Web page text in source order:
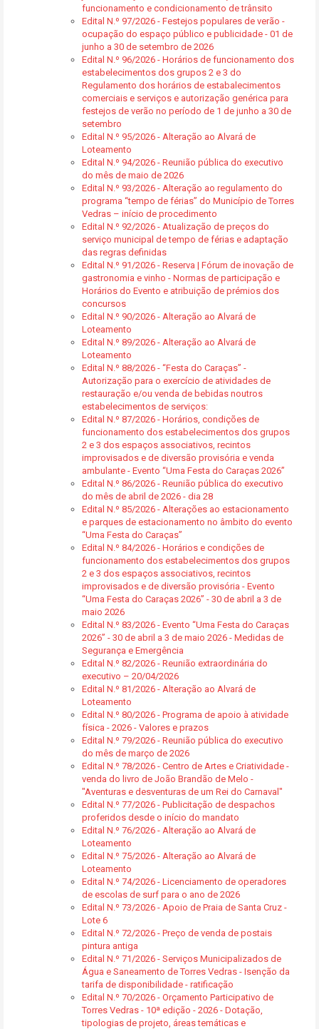
funcionamento e condicionamento de trânsito
Edital N.º 97/2026 - Festejos populares de verão -
ocupação do espaço público e publicidade - 01 de
junho a 30 de setembro de 2026
Edital N.º 96/2026 - Horários de funcionamento dos
estabelecimentos dos grupos 2 e 3 do
Regulamento dos horários de estabalecimentos
comerciais e serviços e autorização genérica para
festejos de verão no período de 1 de junho a 30 de
setembro
Edital N.º 95/2026 - Alteração ao Alvará de
Loteamento
Edital N.º 94/2026 - Reunião pública do executivo
do mês de maio de 2026
Edital N.º 93/2026 - Alteração ao regulamento do
programa “tempo de férias” do Município de Torres
Vedras – início de procedimento
Edital N.º 92/2026 - Atualização de preços do
serviço municipal de tempo de férias e adaptação
das regras definidas
Edital N.º 91/2026 - Reserva | Fórum de inovação de
gastronomia e vinho - Normas de participação e
Horários do Evento e atribuição de prémios dos
concursos
Edital N.º 90/2026 - Alteração ao Alvará de
Loteamento
Edital N.º 89/2026 - Alteração ao Alvará de
Loteamento
Edital N.º 88/2026 - “Festa do Caraças” -
Autorização para o exercício de atividades de
restauração e/ou venda de bebidas noutros
estabelecimentos de serviços:
Edital N.º 87/2026 - Horários, condições de
funcionamento dos estabelecimentos dos grupos
2 e 3 dos espaços associativos, recintos
improvisados e de diversão provisória e venda
ambulante - Evento “Uma Festa do Caraças 2026”
Edital N.º 86/2026 - Reunião pública do executivo
do mês de abril de 2026 - dia 28
Edital N.º 85/2026 - Alterações ao estacionamento
e parques de estacionamento no âmbito do evento
“Uma Festa do Caraças”
Edital N.º 84/2026 - Horários e condições de
funcionamento dos estabelecimentos dos grupos
2 e 3 dos espaços associativos, recintos
improvisados e de diversão provisória - Evento
“Uma Festa do Caraças 2026” - 30 de abril a 3 de
maio 2026
Edital N.º 83/2026 - Evento “Uma Festa do Caraças
2026” - 30 de abril a 3 de maio 2026 - Medidas de
Segurança e Emergência
Edital N.º 82/2026 - Reunião extraordinária do
executivo – 20/04/2026
Edital N.º 81/2026 - Alteração ao Alvará de
Loteamento
Edital N.º 80/2026 - Programa de apoio à atividade
física - 2026 - Valores e prazos
Edital N.º 79/2026 - Reunião pública do executivo
do mês de março de 2026
Edital N.º 78/2026 - Centro de Artes e Criatividade -
venda do livro de João Brandão de Melo -
"Aventuras e desventuras de um Rei do Carnaval"
Edital N.º 77/2026 - Publicitação de despachos
proferidos desde o início do mandato
Edital N.º 76/2026 - Alteração ao Alvará de
Loteamento
Edital N.º 75/2026 - Alteração ao Alvará de
Loteamento
Edital N.º 74/2026 - Licenciamento de operadores
de escolas de surf para o ano de 2026
Edital N.º 73/2026 - Apoio de Praia de Santa Cruz -
Lote 6
Edital N.º 72/2026 - Preço de venda de postais
pintura antiga
Edital N.º 71/2026 - Serviços Municipalizados de
Água e Saneamento de Torres Vedras - Isenção da
tarifa de disponibilidade - ratificação
Edital N.º 70/2026 - Orçamento Participativo de
Torres Vedras - 10ª edição - 2026 - Dotação,
tipologias de projeto, áreas temáticas e